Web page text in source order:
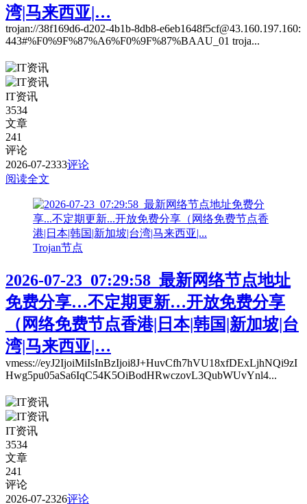
湾|马来西亚|…
trojan://38f169d6-d202-4b1b-8db8-e6eb1648f5cf@43.160.197.160:
443#%F0%9F%87%A6%F0%9F%87%BAAU_01 troja...
IT资讯
3534
文章
241
评论
2026-07-2333评论
阅读全文
Trojan节点
2026-07-23_07:29:58_最新网络节点地址
免费分享…不定期更新…开放免费分享
（网络免费节点香港|日本|韩国|新加坡|台
湾|马来西亚|…
vmess://eyJ2IjoiMiIsInBzIjoi8J+HuvCfh7hVU18xfDExLjhNQi9zI
Hwg5pu05aSa6IqC54K5OiBodHRwczovL3QubWUvYnl4...
IT资讯
3534
文章
241
评论
2026-07-2326评论